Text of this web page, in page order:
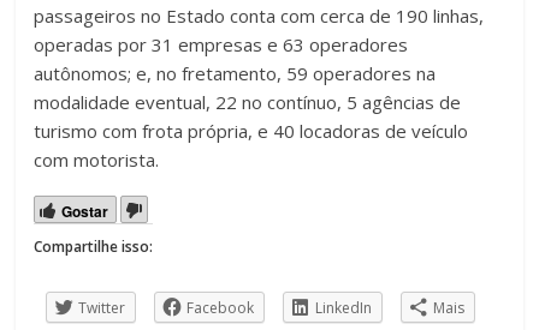
passageiros no Estado conta com cerca de 190 linhas,
operadas por 31 empresas e 63 operadores
autônomos; e, no fretamento, 59 operadores na
modalidade eventual, 22 no contínuo, 5 agências de
turismo com frota própria, e 40 locadoras de veículo
com motorista.
Gostar
Compartilhe isso:
Twitter Facebook LinkedIn Mais